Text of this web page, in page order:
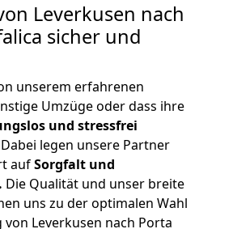
Leverkusen nach
sicher und
unserem erfahrenen
Umzüge oder dass ihre
und stressfrei
legen unsere Partner
aufSorgfalt und
Die Qualität und unser breite
uns zu der optimalen Wahl
Leverkusen nach Porta